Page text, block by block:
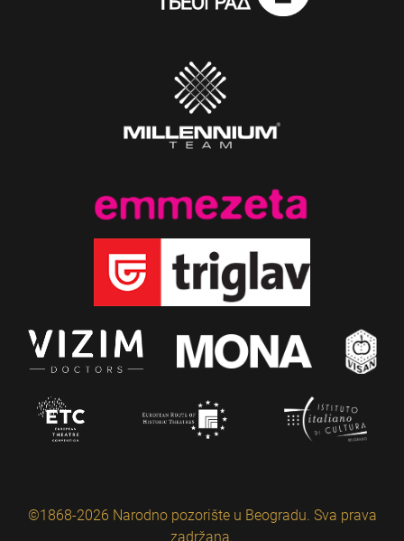
©1868-2026 Narodno pozorište u Beogradu. Sva prava
zadržana.